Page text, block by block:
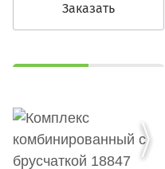
Заказать